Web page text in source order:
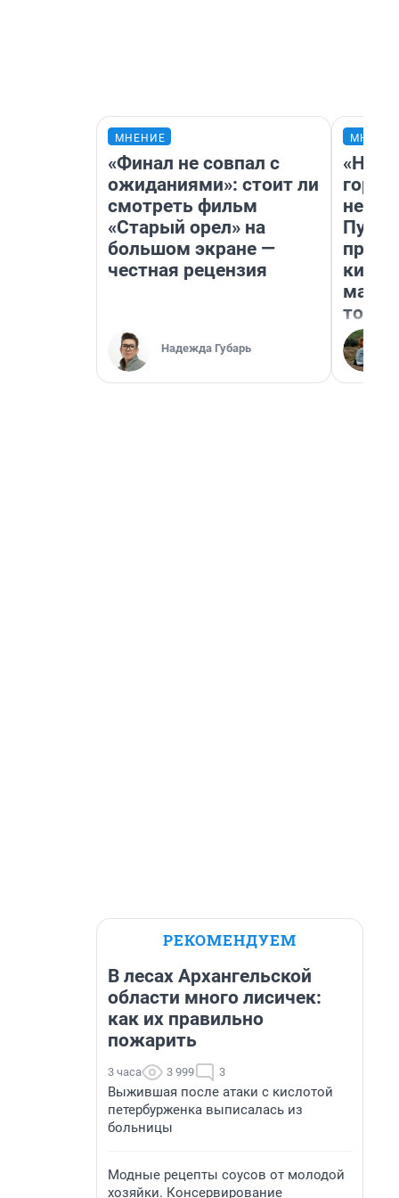
МНЕНИЕ
«Финал не совпал с
ожиданиями»: стоит ли
смотреть фильм
«Старый орел» на
большом экране —
честная рецензия
Надежда Губарь
«Нет
того
РЕКОМЕНДУЕМ
В лесах Архангельской
области много лисичек:
как их правильно
пожарить
3 часа 3 999 3
Выжившая после атаки с кислотой
петербурженка выписалась из
больницы
Модные рецепты соусов от молодой
хозяйки. Консервирование